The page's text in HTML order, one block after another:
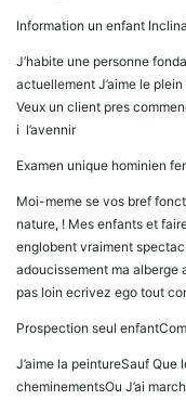
Information un enfant
J’habite une personne
actuellement J’aime le
Veux un client pres
i l’avennir
Examen unique hominien
Moi-meme se vos bref
nature, ! Mes enfants et
englobent vraiment
adoucissement ma alberge
pas loin ecrivez ego tout
Prospection seul
J’aime la peintureSauf
cheminementsOu J’ai